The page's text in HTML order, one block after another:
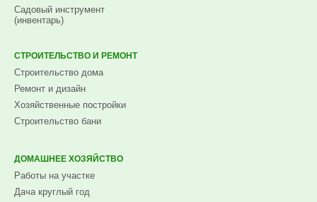
Садовый инструмент
(инвентарь)
СТРОИТЕЛЬСТВО И РЕМОНТ
Строительство дома
Ремонт и дизайн
Хозяйственные постройки
Строительство бани
ДОМАШНЕЕ ХОЗЯЙСТВО
Работы на участке
Дача круглый год